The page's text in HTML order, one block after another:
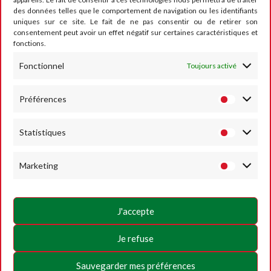
des données telles que le comportement de navigation ou les identifiants
uniques sur ce site. Le fait de ne pas consentir ou de retirer son
consentement peut avoir un effet négatif sur certaines caractéristiques et
fonctions.
Fonctionnel Toujours activé
Préférences
Statistiques
Marketing
J'accepte
Je refuse
Sauvegarder mes préférences
CONTACT
RUMESM ASBL – Circuit Jules Tacheny
B-5640 Mettet
Email :info@mettet-xp.be
TVA : BE0409 501 435
Conditions générales d’utilisation
SUIVEZ-NOUS